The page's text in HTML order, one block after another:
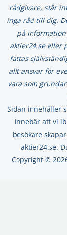
rådgivare, står
inga råd till dig.
på
aktier24.se eller
fattas
allt ansvar för
vara som
Sidan innehåller
innebär att vi
besökare
aktier24.se.
Copyright ©